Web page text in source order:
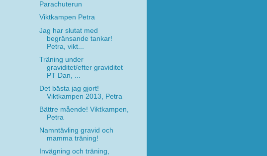
Parachuterun
Viktkampen Petra
Jag har slutat med
begränsande tankar!
Petra, vikt...
Träning under
graviditet/efter graviditet
PT Dan, ...
Det bästa jag gjort!
Viktkampen 2013, Petra
Bättre mående! Viktkampen,
Petra
Namntävling gravid och
mamma träning!
Invägning och träning,